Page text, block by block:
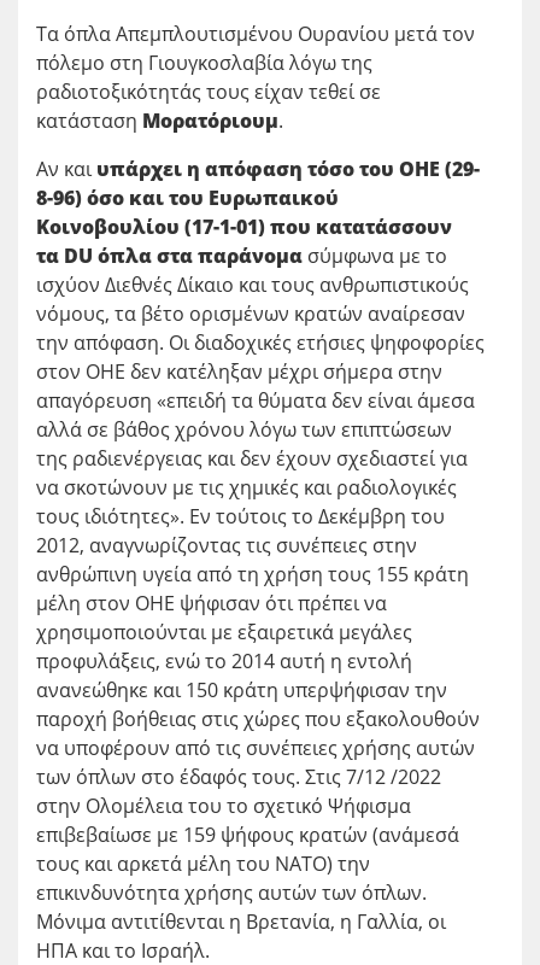
Τα όπλα Απεμπλουτισμένου Ουρανίου μετά τον
πόλεμο στη Γιουγκοσλαβία λόγω της
ραδιοτοξικότητάς τους είχαν τεθεί σε
κατάσταση Μορατόριουμ.
Αν καιυπάρχει η απόφαση τόσο του ΟΗΕ (29-
8-96) όσο και του Ευρωπαικού
Κοινοβουλίου (17-1-01) που κατατάσσουν
τα DU όπλα στα παράνομα σύμφωνα με το
ισχύον Διεθνές Δίκαιο και τους ανθρωπιστικούς
νόμους, τα βέτο ορισμένων κρατών αναίρεσαν
την απόφαση. Οι διαδοχικές ετήσιες ψηφοφορίες
στον ΟΗΕ δεν κατέληξαν μέχρι σήμερα στην
απαγόρευση «επειδή τα θύματα δεν είναι άμεσα
αλλά σε βάθος χρόνου λόγω των επιπτώσεων
της ραδιενέργειας και δεν έχουν σχεδιαστεί για
να σκοτώνουν με τις χημικές και ραδιολογικές
τους ιδιότητες». Εν τούτοις το Δεκέμβρη του
2012, αναγνωρίζοντας τις συνέπειες στην
ανθρώπινη υγεία από τη χρήση τους 155 κράτη
μέλη στον ΟΗΕ ψήφισαν ότι πρέπει να
χρησιμοποιούνται με εξαιρετικά μεγάλες
προφυλάξεις, ενώ το 2014 αυτή η εντολή
ανανεώθηκε και 150 κράτη υπερψήφισαν την
παροχή βοήθειας στις χώρες που εξακολουθούν
να υποφέρουν από τις συνέπειες χρήσης αυτών
των όπλων στο έδαφός τους. Στις 7/12 /2022
στην Ολομέλεια του το σχετικό Ψήφισμα
επιβεβαίωσε με 159 ψήφους κρατών (ανάμεσά
τους και αρκετά μέλη του ΝΑΤΟ) την
επικινδυνότητα χρήσης αυτών των όπλων.
Μόνιμα αντιτίθενται η Βρετανία, η Γαλλία, οι
ΗΠΑ και το Ισραήλ.